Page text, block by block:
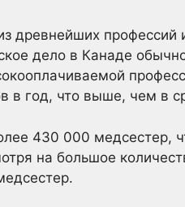
древнейших
дело в Канаде
в год, что выше, чем в
430 000 медсестер,
на большое